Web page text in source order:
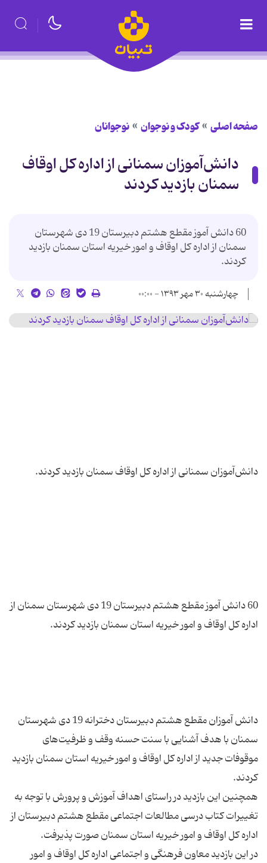
صفحه اصلی کودک و نوجوان نوجوانان
دانش‌آموزان سمنانی از اداره کل اوقاف
سمنان بازدید کردند
60 دانش آموز مقطع هشتم دبیرستان 19 دی شهرستان
سمنان از اداره کل اوقاف و امور خیریه استان سمنان بازدید
کردند.
چهارشنبه ۳۰ مهر ۱۳۹۳ - ۰۰:۰۰
60 دانش آموز مقطع هشتم دبیرستان 19 دی شهرستان سمنان از
دانش آموزان مقطع هشتم دبیرستان دخترانه 19 دی شهرستان
سمنان با هدف آشنایی با سنت حسنه وقف و ظرفیت‌های
موقوفات جدید از اداره کل اوقاف و امور خیریه استان سمنان بازدید
همچنین این بازدید در راستای اهداف آموزش و پرورش با توجه به
تغییرات کتاب درسی مطالعات اجتماعی مقطع هشتم دبیرستان از
در این بازدید معاون فرهنگی و اجتماعی اداره کل اوقاف و امور